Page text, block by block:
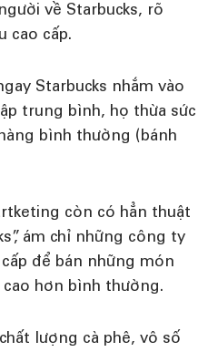
về Starbucks, rõ
cao cấp.
Starbucks nhắm vào
trung bình, họ thừa sức
bình thường (bánh
còn có hẳn thuật
ám chỉ những công ty
để bán những món
hơn bình thường.
lượng cà phê, vô số